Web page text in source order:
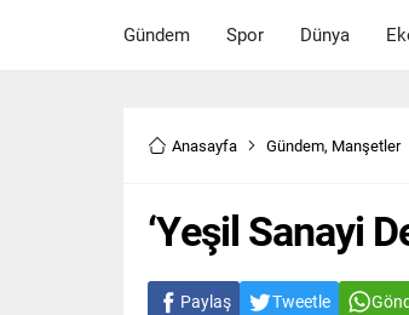
Gündem Spor Dünya
Anasayfa Gündem, Manşetler
‘Yeşil Sanayi
Paylaş Tweetle